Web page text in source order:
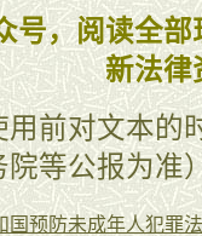
号，阅读全
新法律
用前对文本的
院等公报为准
国预防未成年人犯罪法